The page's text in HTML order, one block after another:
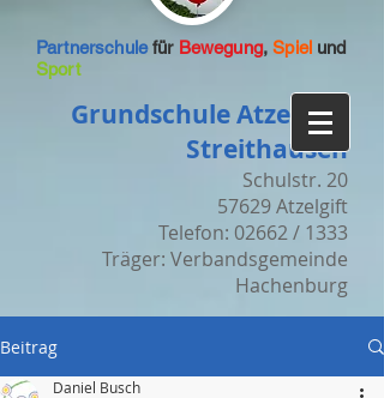
Partnerschulefür Bewegung,Spiel und
Sport
Grundschule Atzelgift-
Streithausen
Schulstr. 20
57629 Atzelgift
Telefon: 02662 / 1333
Träger: Verbandsgemeinde
Hachenburg
Beitrag
Daniel Busch